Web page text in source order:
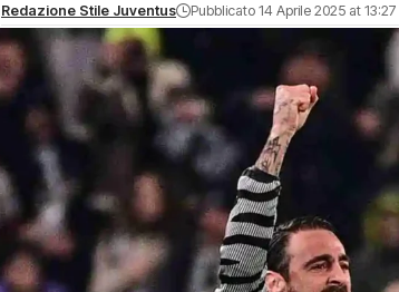
Redazione Stile Juventus Pubblicato 14 Aprile 2025 at 13:27